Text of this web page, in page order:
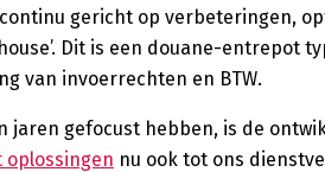
gericht op verbeteringen,
Dit is een douane-entrepot
van invoerrechten en BTW.
gefocust hebben, is de
nu ook tot ons